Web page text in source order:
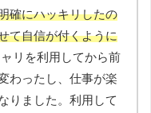
確にハッキリしたの
て自信が付くように
リを利用してから前
わったし、仕事が楽
りました。利用して